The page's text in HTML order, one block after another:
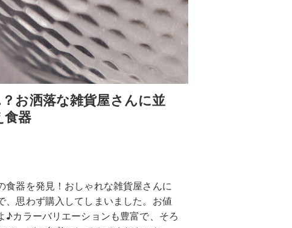
お洒落な雑貨屋さんに並
食器
食器を発見！おしゃれな雑貨屋さんに
、思わず購入してしまいました。お値
♪カラーバリエーションも豊富で、そろ